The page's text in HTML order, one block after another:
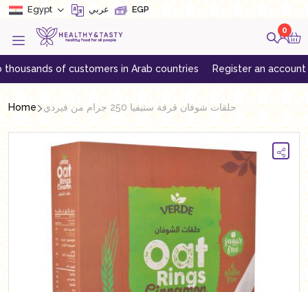
Egypt عربي EGP
0
of customers in Arab countries Register an account to get
Home حلقات شوفان قرفة ستيفيا 250 جرام من فيردي